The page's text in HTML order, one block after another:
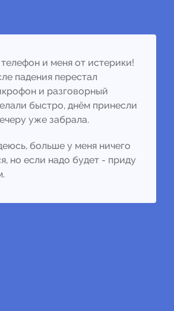
и меня от истерики!
падения перестал
и разговорный
быстро, днём принесли
уже забрала.
больше у меня ничего
но если надо будет - приду